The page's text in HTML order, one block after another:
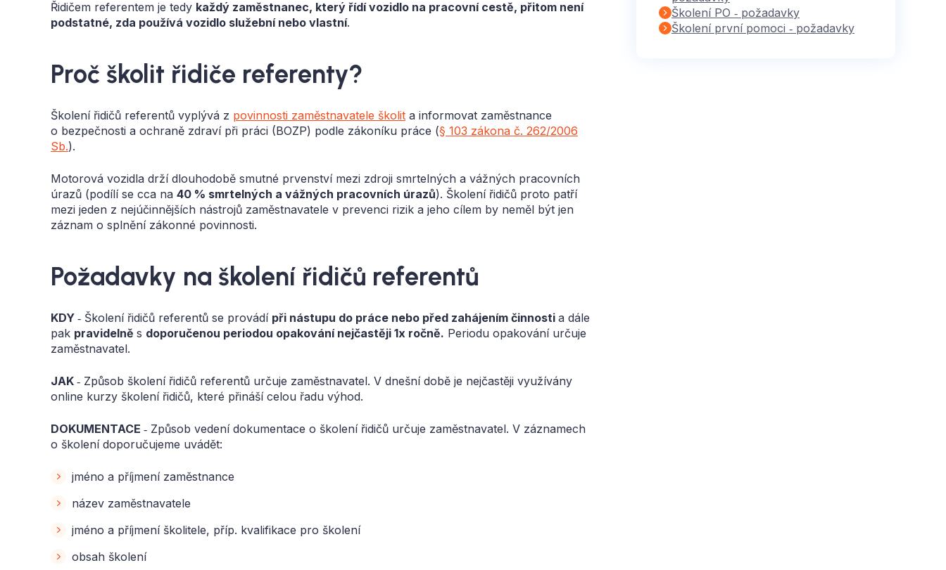
Řidičem referentem je tedy každý zaměstnanec, který řídí vozidlo na pracovní cestě, přitom není
podstatné, zda používá vozidlo služební nebo vlastní.
Proč školit řidiče referenty?
Školení řidičů referentů vyplývá z povinnosti zaměstnavatele školit a informovat zaměstnance
o bezpečnosti a ochraně zdraví při práci (BOZP) podle zákoníku práce (§ 103 zákona č. 262/2006
Sb.).
Motorová vozidla drží dlouhodobě smutné prvenství mezi zdroji smrtelných a vážných pracovních
úrazů (podílí se cca na 40 % smrtelných a vážných pracovních úrazů). Školení řidičů proto patří
mezi jeden z nejúčinnějších nástrojů zaměstnavatele v prevenci rizik a jeho cílem by neměl být jen
záznam o splnění zákonné povinnosti.
Požadavky na školení řidičů referentů
KDY ‑ Školení řidičů referentů se provádí při nástupu do práce nebo před zahájením činnosti a dále
pak pravidelně s doporučenou periodou opakování nejčastěji 1x ročně. Periodu opakování určuje
zaměstnavatel.
JAK ‑ Způsob školení řidičů referentů určuje zaměstnavatel. V dnešní době je nejčastěji využívány
online kurzy školení řidičů, které přináší celou řadu výhod.
DOKUMENTACE ‑ Způsob vedení dokumentace o školení řidičů určuje zaměstnavatel. V záznamech
o školení doporučujeme uvádět:
jméno a příjmení zaměstnance
název zaměstnavatele
jméno a příjmení školitele, příp. kvalifikace pro školení
obsah školení
Školení PO ‑ požadavky
Školení první pomoci ‑ požadavky